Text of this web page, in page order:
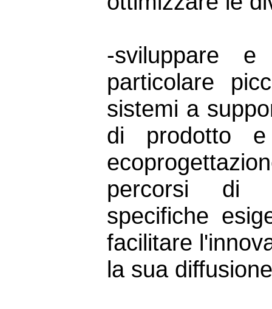
-sviluppare
particolare
sistemi a
di prodotto
percorsi di
specifiche
facilitare
la sua